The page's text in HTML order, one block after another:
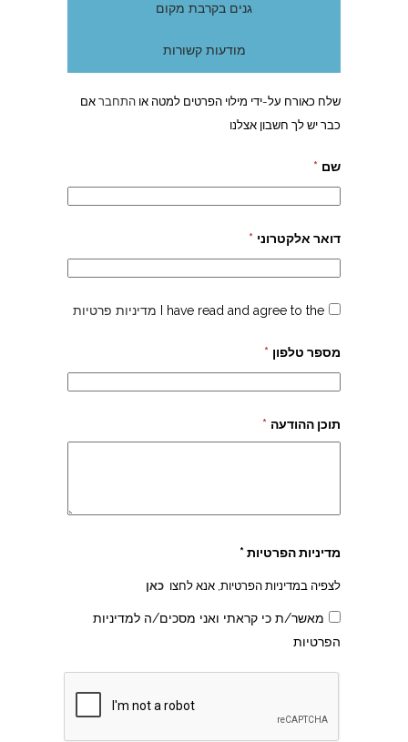
גנים בקרבת מקום
מודעות קשורות
שלח כאורח על-ידי מילוי הפרטים למטה או התחבראם
כבר יש לך חשבון אצלנו
שם *
דואר אלקטרוני *
I have read and agree to the מדיניות פרטיות
מספר טלפון *
תוכן ההודעה *
מדיניות הפרטיות *
לצפיה במדיניות הפרטיות, אנא לחצו כאן
מאשר/ת כי קראתי ואני מסכים/ה למדיניות
הפרטיות
צהרון בקרית אונו